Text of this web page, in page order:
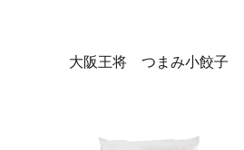
大阪王将 つまみ小餃子